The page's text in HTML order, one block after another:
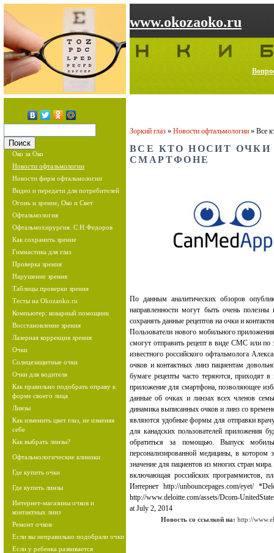
www.okozaoko.ru
Око за Око
Новости офтальмологии
Новости фирм офтальмологии
Видео и передачи для потребителей
Огонь и зрение, Око и Свет
Офтальмология
Офтальмохирургия. С.Н.Федоров
Как сохранить зрение
Гимнастика для глаз
Проверка зрения
Нарушение зрения
Таблицы проверки зрения
Тесты на Okozaoko.ru
Компьютер: коварный помощник
Восстановление зрения
Лазерная коррекция зрения
Очки
Солнцезащитные очки
Очки для водителя
Как правильно подобрать оправу к
форме своего лица
Линзы
Как изменить цвет глаз, не изменяя
себе
Как выбрать линзы?
Офтальмологические клиники
Где купить очки
Где купить линзы
Интернет-магазины очков и
контактных линз
Ремонт очков
Если вы неправильно подобрали очки
Если у ребенка развивается
Зоркий глаз » Новости офтальмологии » Все
ВСЕ КТО НОСИТ
СМАРТФОНЕ
По данным аналитических обзоров
направленности могут быть очень
сохранять данные рецептов на очки и
Пользователи нового мобильного
смогут отправить рецепт в виде СМС или по
известного российского офтальмолога
очков и контактных линз пациентам
бумаге рецепты часто теряются, приходят
приложение для смартфона, позволяющее
данные об очках и линзах всех членов
динамика выписанных очков и линз со
являются удобные формы для отправки
для канадских пользователей приложения
обратиться за помощью. Выпуск
персонализированной медицины, в
значение для пациентов из многих стран
включающая российских программистов,
Интернет http://unbouncepages.com/eyet/
http://www.deloitte.com/assets/Dcom-
at July 2, 2014
Новость со ссылкой на: http://